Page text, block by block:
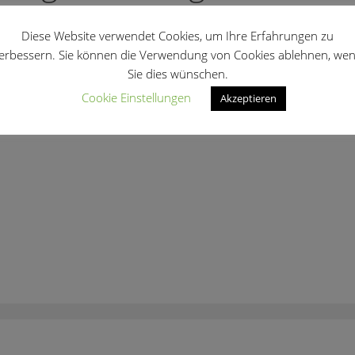
Diese Website verwendet Cookies, um Ihre Erfahrungen zu
Sie können die Verwendung von Cookies ablehnen,
Sie dies wünschen.
Cookie Einstellungen
Akzeptieren